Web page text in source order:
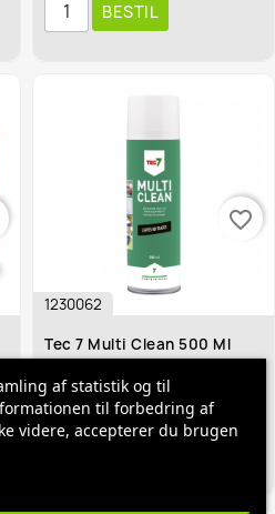
BESTIL
1230062
Tec 7 Multi Clean 500 Ml
59,95 kr.
BESTIL
favorite_border
af statistik og til
til forbedring af
videre, accepterer du brugen